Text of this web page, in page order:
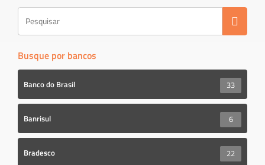
Busque por bancos
Banco do Brasil 33
Banrisul 6
Bradesco 22